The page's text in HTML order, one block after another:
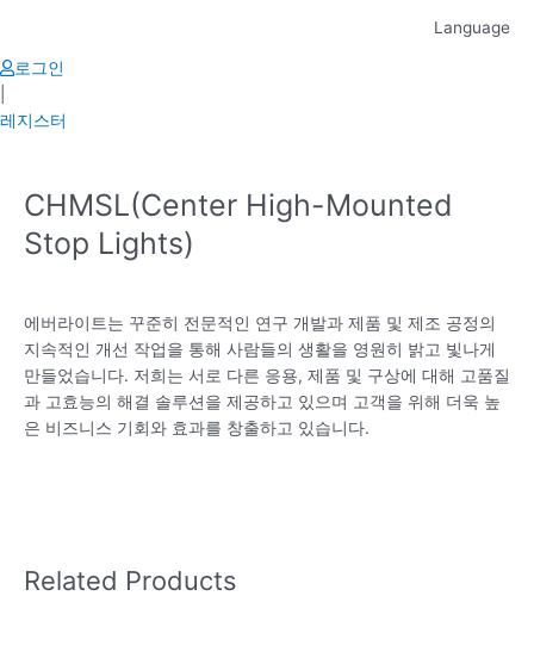
content
Language
로그인
레지스터
CHMSL(Center High-Mounted
Stop Lights)
에버라이트는 꾸준히 전문적인 연구 개발과 제품 및 제조 공정의
지속적인 개선 작업을 통해 사람들의 생활을 영원히 밝고 빛나게
만들었습니다. 저희는 서로 다른 응용, 제품 및 구상에 대해 고품질
과 고효능의 해결 솔루션을 제공하고 있으며 고객을 위해 더욱 높
은 비즈니스 기회와 효과를 창출하고 있습니다.
Related Products